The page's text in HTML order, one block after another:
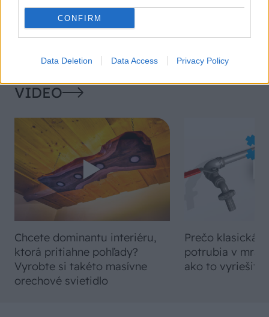
CONFIRM
Data Deletion Data Access Privacy Policy
VIDEO
Chcete dominantu interiéru,
ktorá pritiahne pohľady?
Vyrobte si takéto masívne
orechové svietidlo
Prečo klasická
potrubia v
ako to vyriešiť